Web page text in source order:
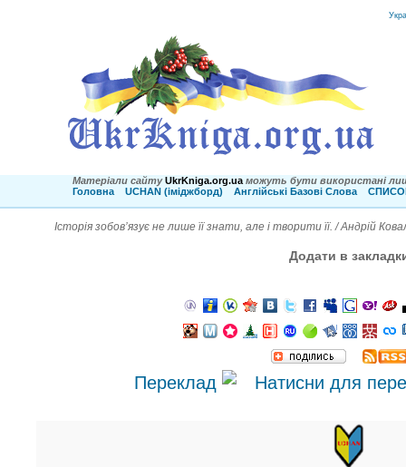
Матеріали сайту UkrKniga.org.ua можуть бути використані
Головна
UCHAN (іміджборд) Англійські Базові Слова
Історія зобов’язує не лише її знати, але і творити її. / Андрій
Додати в
Переклад